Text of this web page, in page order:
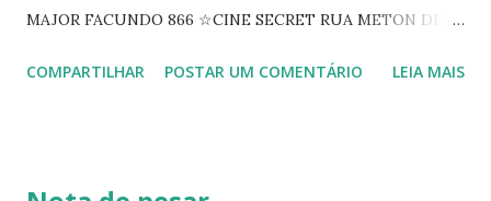
MAJOR FACUNDO 866 ☆CINE SECRET RUA METON DE
PEIXOTO 1307 ☆CINE IRIS RUA FLORIANO PEIXOTO 1206
COMPARTILHAR POSTAR UM COMENTÁRIO LEIA MAIS